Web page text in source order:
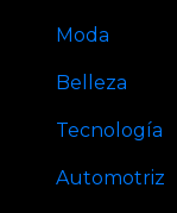
Moda
Belleza
Tecnología
Automotriz